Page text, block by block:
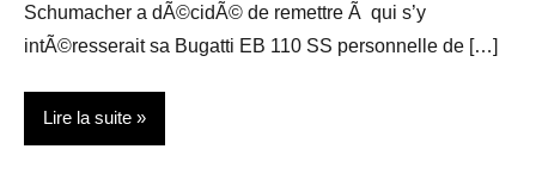
Schumacher a dÃ©cidÃ© de remettre Ã qui s’y
intÃ©resserait sa Bugatti EB 110 SS personnelle de […]
Lire la suite